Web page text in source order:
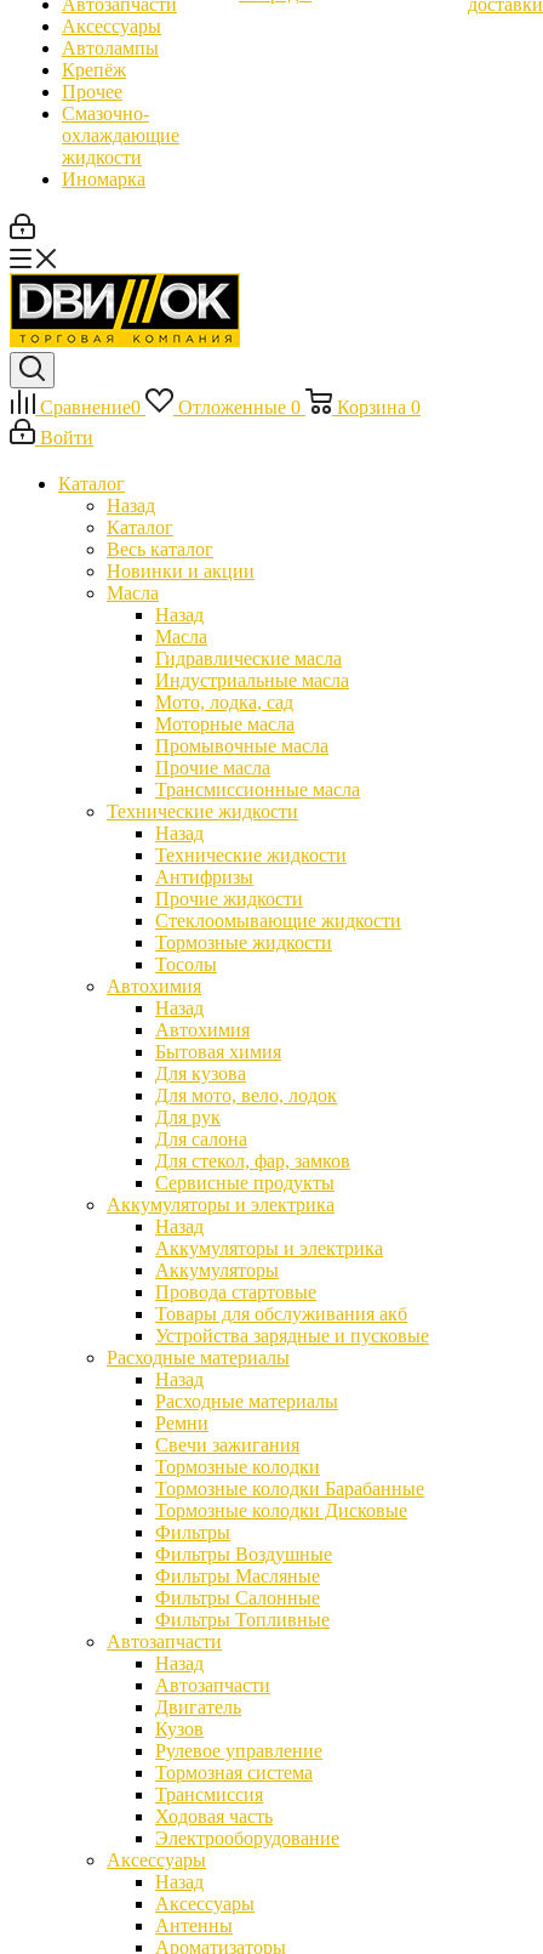
Автозапчасти
Аксессуары
Автолампы
Крепёж
Прочее
Смазочно-
охлаждающие
жидкости
Иномарка
доставки
Сравнение0 Отложенные 0 Корзина 0
Войти
Каталог
Назад
Каталог
Весь каталог
Новинки и акции
Масла
Назад
Масла
Гидравлические масла
Индустриальные масла
Мото, лодка, сад
Моторные масла
Промывочные масла
Прочие масла
Трансмиссионные масла
Технические жидкости
Назад
Технические жидкости
Антифризы
Прочие жидкости
Стеклоомывающие жидкости
Тормозные жидкости
Тосолы
Автохимия
Назад
Автохимия
Бытовая химия
Для кузова
Для мото, вело, лодок
Для рук
Для салона
Для стекол, фар, замков
Сервисные продукты
Аккумуляторы и электрика
Назад
Аккумуляторы и электрика
Аккумуляторы
Провода стартовые
Товары для обслуживания акб
Устройства зарядные и пусковые
Расходные материалы
Назад
Расходные материалы
Ремни
Свечи зажигания
Тормозные колодки
Тормозные колодки Барабанные
Тормозные колодки Дисковые
Фильтры
Фильтры Воздушные
Фильтры Масляные
Фильтры Салонные
Фильтры Топливные
Автозапчасти
Назад
Автозапчасти
Двигатель
Кузов
Рулевое управление
Тормозная система
Трансмиссия
Ходовая часть
Электрооборудование
Аксессуары
Назад
Аксессуары
Антенны
Ароматизаторы